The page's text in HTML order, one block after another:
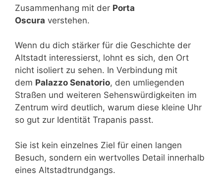
Zusammenhang mit der Porta
Oscura verstehen.
Wenn du dich stärker für die Geschichte der
Altstadt interessierst, lohnt es sich, den Ort
nicht isoliert zu sehen. In Verbindung mit
dem Palazzo Senatorio, den umliegenden
Straßen und weiteren Sehenswürdigkeiten im
Zentrum wird deutlich, warum diese kleine Uhr
so gut zur Identität Trapanis passt.
Sie ist kein einzelnes Ziel für einen langen
Besuch, sondern ein wertvolles Detail innerhalb
eines Altstadtrundgangs.